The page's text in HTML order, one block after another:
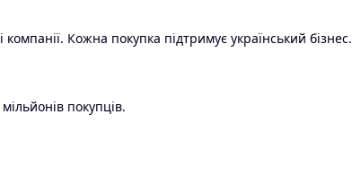
Кожна покупка підтримує український бізнес.
покупців.